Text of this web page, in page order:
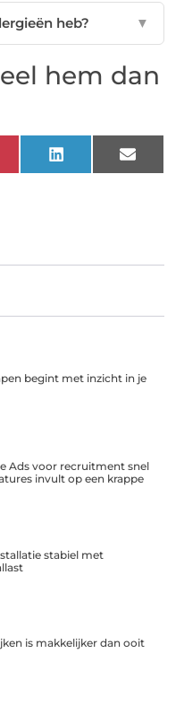
heb? ▼
hem dan
LinkedIn Email
begint met inzicht in je
Ads voor recruitment snel
invult op een krappe
stabiel met
is makkelijker dan ooit